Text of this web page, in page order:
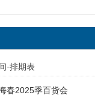
·排期表
春2025季百货会